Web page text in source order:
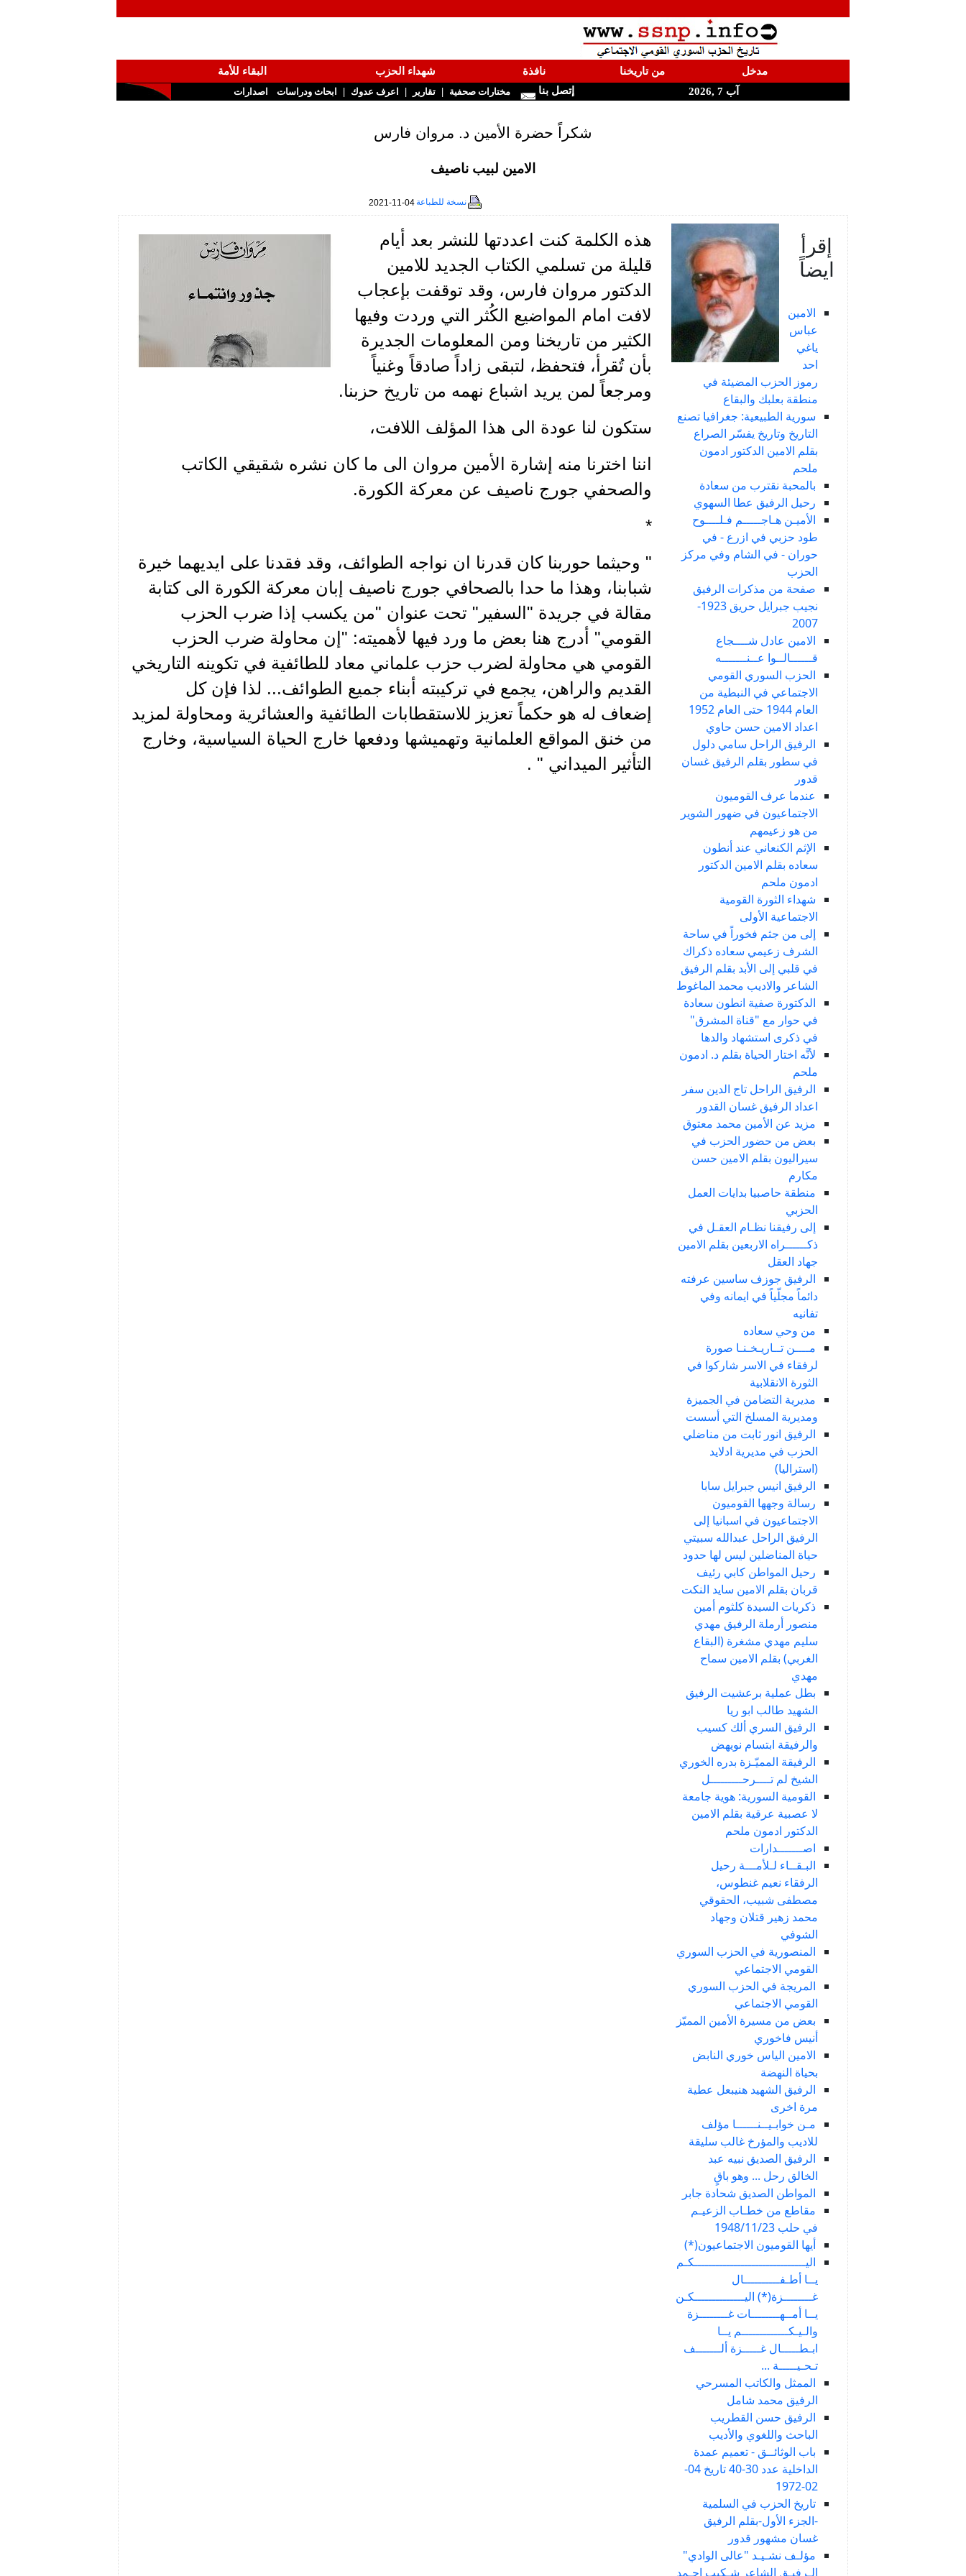
مدخل من تاريخنا نافذة شهداء الحزب
البقاء للأمة
آب 7 ,2026
إتصل بنا مختارات صحفية | تقارير | اعرف عدوك | ابحاث ودراسات اصدارات
شكراً حضرة الأمين د. مروان فارس
الامين لبيب ناصيف
نسخة للطباعة2021-11-04
إقرأ
ايضاً
الامين
عباس
ياغي
احد
رموز الحزب المضيئة في
منطقة بعلبك والبقاع
سورية الطبيعية: جغرافيا تصنع
التاريخ وتاريخ يفسّر الصراع
بقلم الامين الدكتور ادمون
ملحم
بالمحبة نقترب من سعادة
رحيل الرفيق عطا السهوي
الأميـن هـاجـــــم فـلــــوح
طود حزبي في ازرع - في
حوران - في الشام وفي مركز
الحزب
صفحة من مذكرات الرفيق
نجيب جبرايل حريق 1923-
2007
الامين عادل شــــجاع
قــــــالــوا عــنـــــــه
الحزب السوري القومي
الاجتماعي في النبطية من
العام 1944 حتى العام 1952
اعداد الامين حسن حاوي
الرفيق الراحل سامي دلول
في سطور بقلم الرفيق غسان
قدور
عندما عرف القوميون
الاجتماعيون في ضهور الشوير
من هو زعيمهم
الإثم الكنعاني عند أنطون
سعاده بقلم الامين الدكتور
ادمون ملحم
شهداء الثورة القومية
الاجتماعية الأولى
إلى من جثم فخوراً في ساحة
الشرف زعيمي سعاده ذكراك
في قلبي إلى الأبد بقلم الرفيق
الشاعر والاديب محمد الماغوط
الدكتورة صفية انطون سعادة
في حوار مع "قناة المشرق"
في ذكرى استشهاد والدها
لأنَّه اختار الحياة بقلم د. ادمون
ملحم
الرفيق الراحل تاج الدين سفر
اعداد الرفيق غسان القدور
مزيد عن الأمين محمد معتوق
بعض من حضور الحزب في
سيراليون بقلم الامين حسن
مكارم
منطقة حاصبيا بدايات العمل
الحزبي
إلى رفيقنا نظـام العقـل في
ذكــــــراه الاربعين بقلم الامين
جهاد العقل
الرفيق جوزف ساسين عرفته
دائماً مجلّياً في ايمانه وفي
تفانيه
من وحي سعاده
مــــن تــاريـخـنـا صورة
لرفقاء في الاسر شاركوا في
الثورة الانقلابية
مديرية التضامن في الجميزة
ومديرية المسلخ التي أسست
الرفيق انور ثابت من مناضلي
الحزب في مديرية ادلايد
(استراليا)
الرفيق انيس جبرايل سابا
رسالة وجهها القوميون
الاجتماعيون في اسبانيا إلى
الرفيق الراحل عبدالله سبيتي
حياة المناضلين ليس لها حدود
رحيل المواطن كابي رئيف
قربان بقلم الامين سايد النكت
ذكريات السيدة كلثوم أمين
منصور أرملة الرفيق مهدي
سليم مهدي مشغرة (البقاع
الغربي) بقلم الامين سماح
مهدي
بطل عملية برعشيت الرفيق
الشهيد طالب ابو ريا
الرفيق السري ألك كسيب
والرفيقة ابتسام نويهض
الرفيقة المميّـزة بدره الخوري
الشيخ لم تــــرحـــــــــل
القومية السورية: هوية جامعة
لا عصبية عرقية بقلم الامين
الدكتور ادمون ملحم
اصـــــــدارات
البـقــاء لـلأمـــة رحيل
الرفقاء نعيم غنطوس،
مصطفى شبيب، الحقوقي
محمد زهير قتلان وجهاد
الشوفي
المنصورية في الحزب السوري
القومي الاجتماعي
المريجة في الحزب السوري
القومي الاجتماعي
بعض من مسيرة الأمين المميّز
أنيس فاخوري
الامين الياس خوري النابض
بحياة النهضة
الرفيق الشهيد هنيبعل عطية
مرة اخرى
مـن خوابـيــنــــــا مؤلف
للاديب والمؤرخ غالب سليقة
الرفيق الصديق نبيه عبد
الخالق رحل ... وهو باقٍ
المواطن الصديق شحادة جابر
مقاطع من خطـاب الزعيـم
في حلب 1948/11/23
أيها القوميون الاجتماعيون(*)
اليـــــــــــــــــــــــــــــــكـم
يــا أطـفــــــــــال
غــــــــزة(*) اليــــــــــــــكـن
يــا أمــهــــــــات غــــــــزة
والـيـكـــــــــــــم يــا
ابـطـــــال غـــــزة ألـــــــف
تـحـيـــــة ...
الممثل والكاتب المسرحي
الرفيق محمد شامل
الرفيق حسن القطريب
الباحث واللغوي والأديب
باب الوثائــق - تعميم عمدة
الداخلية عدد 30-40 تاريخ 04-
02-1972
تاريخ الحزب في السلمية
-الجزء الأول-بقلم الرفيق
غسان مشهور قدور
مؤلـف نشـيـد "عالى الوادي"
الـرفيـق الشاعر شـكيب احـمد
هذه الكلمة كنت اعددتها للنشر بعد أيام
قليلة من تسلمي الكتاب الجديد للامين
الدكتور مروان فارس، وقد توقفت بإعجاب
لافت امام المواضيع الكُثر التي وردت وفيها
الكثير من تاريخنا ومن المعلومات الجديرة
بأن تُقرأ، فتحفظ، لتبقى زاداً صادقاً وغنياً
ومرجعاً لمن يريد اشباع نهمه من تاريخ حزبنا.
ستكون لنا عودة الى هذا المؤلف اللافت،
اننا اخترنا منه إشارة الأمين مروان الى ما كان نشره شقيقي الكاتب
والصحفي جورج ناصيف عن معركة الكورة.
*
" وحيثما حوربنا كان قدرنا ان نواجه الطوائف، وقد فقدنا على ايديهما خيرة
شبابنا، وهذا ما حدا بالصحافي جورج ناصيف إبان معركة الكورة الى كتابة
مقالة في جريدة "السفير" تحت عنوان "من يكسب إذا ضرب الحزب
القومي" أدرج هنا بعض ما ورد فيها لأهميته: "إن محاولة ضرب الحزب
القومي هي محاولة لضرب حزب علماني معاد للطائفية في تكوينه التاريخي
القديم والراهن، يجمع في تركيبته أبناء جميع الطوائف... لذا فإن كل
إضعاف له هو حكماً تعزيز للاستقطابات الطائفية والعشائرية ومحاولة لمزيد
من خنق المواقع العلمانية وتهميشها ودفعها خارج الحياة السياسية، وخارج
التأثير الميداني " .